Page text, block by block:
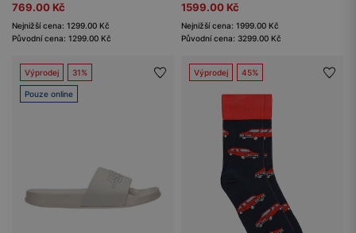
769.00 Kč
Nejnižší cena: 1299.00 Kč
Původní cena: 1299.00 Kč
1599.00 Kč
Nejnižší cena: 1999.00 Kč
Původní cena: 3299.00 Kč
Výprodej 31%
Pouze online
Výprodej 45%